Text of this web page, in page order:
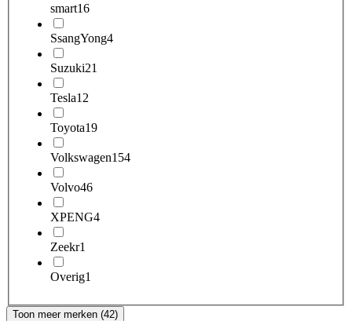
smart16
SsangYong4
Suzuki21
Tesla12
Toyota19
Volkswagen154
Volvo46
XPENG4
Zeekr1
Overig1
Toon meer merken (42)